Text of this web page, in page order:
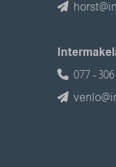
077 - 306